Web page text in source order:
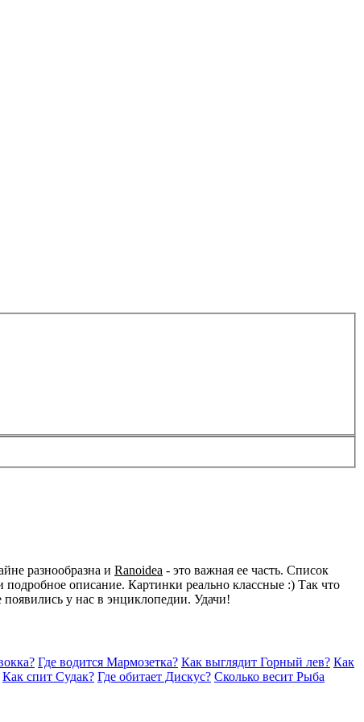
разнообразна и Ranoidea - это важная ее часть. Список
описание. Картинки реально классные :) Так что
у нас в энциклопедии. Удачи!
Где водится Мармозетка? Как выглядит Горный лев? Как
Как спит Судак? Где обитает Дискус? Сколько весит Рыба